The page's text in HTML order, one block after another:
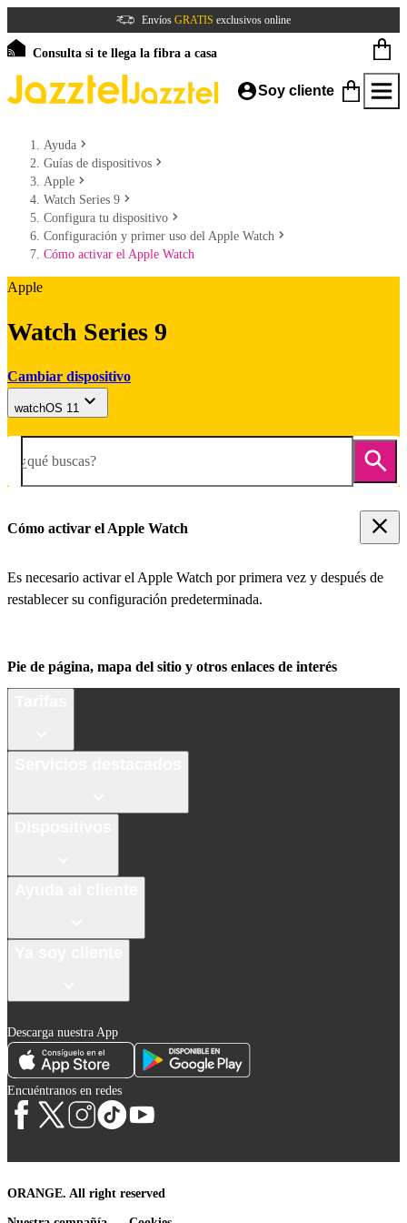
Envíos GRATIS exclusivos online
Consulta si te llega la fibra a casa
Soy cliente
Ayuda
Guías de dispositivos
Apple
Watch Series 9
Configura tu dispositivo
Configuración y primer uso del Apple Watch
Cómo activar el Apple Watch
Apple
Watch Series 9
Cambiar dispositivo
watchOS 11
¿qué buscas?
Cómo activar el Apple Watch
Es necesario activar el Apple Watch por primera vez y después de
restablecer su configuración predeterminada.
Pie de página, mapa del sitio y otros enlaces de interés
Descarga nuestra App
Encuéntranos en redes
ORANGE. All right reserved